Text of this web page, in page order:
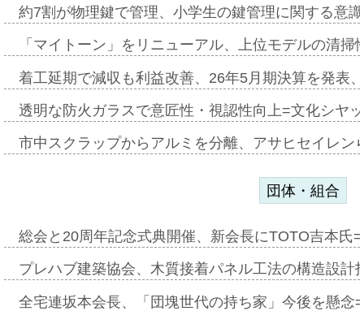
約7割が物理鍵で管理、小学生の鍵管理に関する意
「マイトーン」をリニューアル、上位モデルの清
着工延期で減収も利益改善、26年5月期決算を発表
透明な防火ガラスで意匠性・視認性向上=文化シヤ
市中スクラップからアルミを分離、アサヒセイレ
団体・組合
総会と20周年記念式典開催、新会長にTOTO吉本氏
プレハブ建築協会、木質接着パネル工法の構造設
全宅連坂本会長、「団塊世代の持ち家」今後を懸